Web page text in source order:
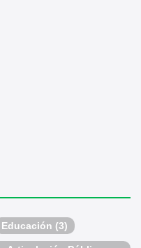
Educación (3)